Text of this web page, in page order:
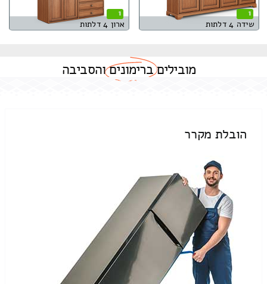
1
שידה 4 דלתות
1
ארון 4 דלתות
מוביליםברימוניםוהסביבה
הובלת מקרר